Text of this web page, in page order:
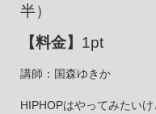
半）
【料金】 1pt
講師：国森ゆきか
HIPHOPはやってみたい